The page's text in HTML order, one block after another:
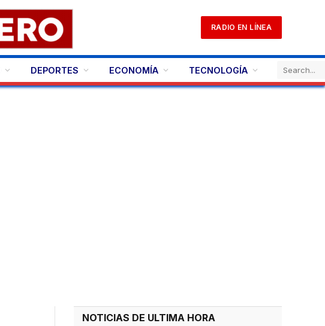
RADIO EN LÍNEA
DEPORTES ECONOMÍA TECNOLOGÍA
NOTICIAS DE ULTIMA HORA